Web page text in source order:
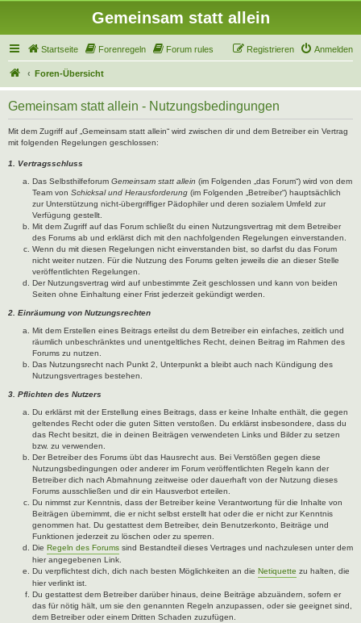
Gemeinsam statt allein
Startseite Forenregeln Forum rules Anmelden
Registrieren
Foren-Übersicht
Gemeinsam statt allein - Nutzungsbedingungen
Mit dem Zugriff auf „Gemeinsam statt allein“ wird zwischen dir und dem Betreiber ein Vertrag
mit folgenden Regelungen geschlossen:
1. Vertragsschluss
Das Selbsthilfeforum Gemeinsam statt allein (im Folgenden „das Forum“) wird von dem
Team von Schicksal und Herausforderung (im Folgenden „Betreiber“) hauptsächlich
zur Unterstützung nicht-übergriffiger Pädophiler und deren sozialem Umfeld zur
Verfügung gestellt.
Mit dem Zugriff auf das Forum schließt du einen Nutzungsvertrag mit dem Betreiber
des Forums ab und erklärst dich mit den nachfolgenden Regelungen einverstanden.
Wenn du mit diesen Regelungen nicht einverstanden bist, so darfst du das Forum
nicht weiter nutzen. Für die Nutzung des Forums gelten jeweils die an dieser Stelle
veröffentlichten Regelungen.
Der Nutzungsvertrag wird auf unbestimmte Zeit geschlossen und kann von beiden
Seiten ohne Einhaltung einer Frist jederzeit gekündigt werden.
2. Einräumung von Nutzungsrechten
Mit dem Erstellen eines Beitrags erteilst du dem Betreiber ein einfaches, zeitlich und
räumlich unbeschränktes und unentgeltliches Recht, deinen Beitrag im Rahmen des
Forums zu nutzen.
Das Nutzungsrecht nach Punkt 2, Unterpunkt a bleibt auch nach Kündigung des
Nutzungsvertrages bestehen.
3. Pflichten des Nutzers
Du erklärst mit der Erstellung eines Beitrags, dass er keine Inhalte enthält, die gegen
geltendes Recht oder die guten Sitten verstoßen. Du erklärst insbesondere, dass du
das Recht besitzt, die in deinen Beiträgen verwendeten Links und Bilder zu setzen
bzw. zu verwenden.
Der Betreiber des Forums übt das Hausrecht aus. Bei Verstößen gegen diese
Nutzungsbedingungen oder anderer im Forum veröffentlichten Regeln kann der
Betreiber dich nach Abmahnung zeitweise oder dauerhaft von der Nutzung dieses
Forums ausschließen und dir ein Hausverbot erteilen.
Du nimmst zur Kenntnis, dass der Betreiber keine Verantwortung für die Inhalte von
Beiträgen übernimmt, die er nicht selbst erstellt hat oder die er nicht zur Kenntnis
genommen hat. Du gestattest dem Betreiber, dein Benutzerkonto, Beiträge und
Funktionen jederzeit zu löschen oder zu sperren.
Die Regeln des Forums sind Bestandteil dieses Vertrages und nachzulesen unter dem
hier angegebenen Link.
Du verpflichtest dich, dich nach besten Möglichkeiten an die Netiquette zu halten, die
hier verlinkt ist.
Du gestattest dem Betreiber darüber hinaus, deine Beiträge abzuändern, sofern er
das für nötig hält, um sie den genannten Regeln anzupassen, oder sie geeignet sind,
dem Betreiber oder einem Dritten Schaden zuzufügen.